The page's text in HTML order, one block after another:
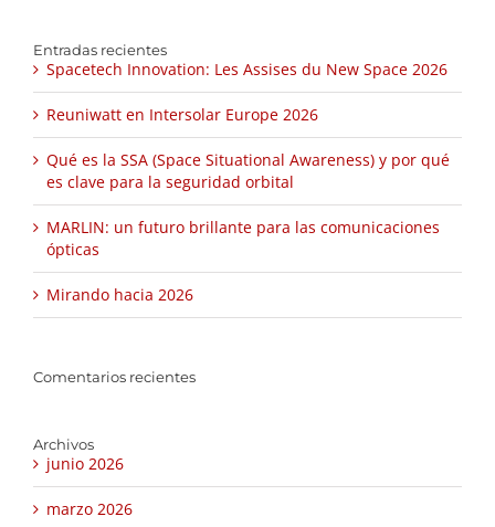
Entradas recientes
Spacetech Innovation: Les Assises du New Space 2026
Reuniwatt en Intersolar Europe 2026
Qué es la SSA (Space Situational Awareness) y por qué
es clave para la seguridad orbital
MARLIN: un futuro brillante para las comunicaciones
ópticas
Mirando hacia 2026
Comentarios recientes
Archivos
junio 2026
marzo 2026